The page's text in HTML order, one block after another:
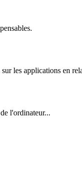
les applications en
l'ordinateur...